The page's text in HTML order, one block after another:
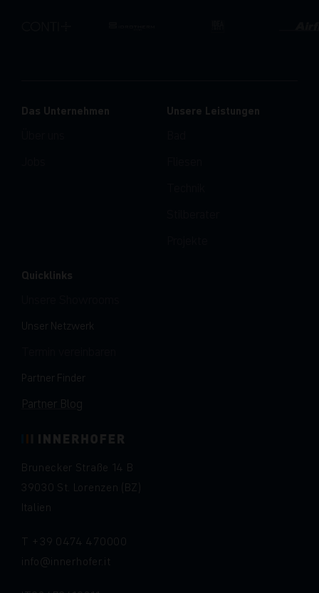
Brunecker Straße 14 B
39030 St. Lorenzen (BZ)
Italien
T +39 0474 470000
info
innerhofer.it
Das Unternehmen
Unsere Leistungen
Quicklinks
Unser Netzwerk
Partner Finder
Partner Blog